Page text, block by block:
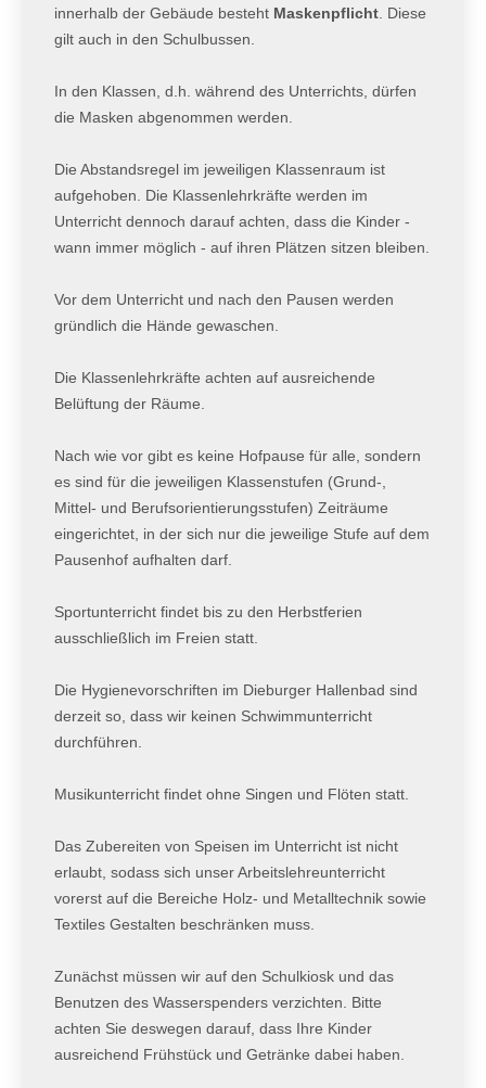
innerhalb der Gebäude besteht Maskenpflicht . Diese
gilt auch in den Schulbussen.
In den Klassen, d.h. während des Unterrichts, dürfen
die Masken abgenommen werden.
Die Abstandsregel im jeweiligen Klassenraum ist
aufgehoben. Die Klassenlehrkräfte werden im
Unterricht dennoch darauf achten, dass die Kinder -
wann immer möglich - auf ihren Plätzen sitzen bleiben.
Vor dem Unterricht und nach den Pausen werden
gründlich die Hände gewaschen.
Die Klassenlehrkräfte achten auf ausreichende
Belüftung der Räume.
Nach wie vor gibt es keine Hofpause für alle, sondern
es sind für die jeweiligen Klassenstufen (Grund-,
Mittel- und Berufsorientierungsstufen) Zeiträume
eingerichtet, in der sich nur die jeweilige Stufe auf dem
Pausenhof aufhalten darf.
Sportunterricht findet bis zu den Herbstferien
ausschließlich im Freien statt.
Die Hygienevorschriften im Dieburger Hallenbad sind
derzeit so, dass wir keinen Schwimmunterricht
durchführen.
Musikunterricht findet ohne Singen und Flöten statt.
Das Zubereiten von Speisen im Unterricht ist nicht
erlaubt, sodass sich unser Arbeitslehreunterricht
vorerst auf die Bereiche Holz- und Metalltechnik sowie
Textiles Gestalten beschränken muss.
Zunächst müssen wir auf den Schulkiosk und das
Benutzen des Wasserspenders verzichten. Bitte
achten Sie deswegen darauf, dass Ihre Kinder
ausreichend Frühstück und Getränke dabei haben.